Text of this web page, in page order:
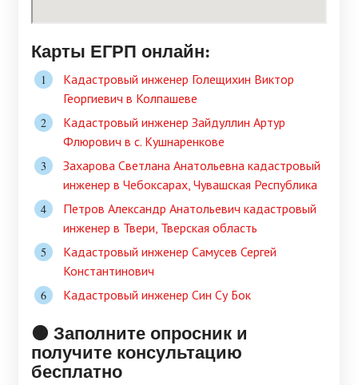
Карты ЕГРП онлайн:
Кадастровый инженер Голещихин Виктор
Георгиевич в Колпашеве
Кадастровый инженер Зайдуллин Артур
Флюрович в c. Кушнаренкове
Захарова Светлана Анатольевна кадастровый
инженер в Чебоксарах, Чувашская Республика
Петров Александр Анатольевич кадастровый
инженер в Твери, Тверская область
Кадастровый инженер Самусев Сергей
Константинович
Кадастровый инженер Син Су Бок
🟠 Заполните опросник и
получите консультацию
бесплатно